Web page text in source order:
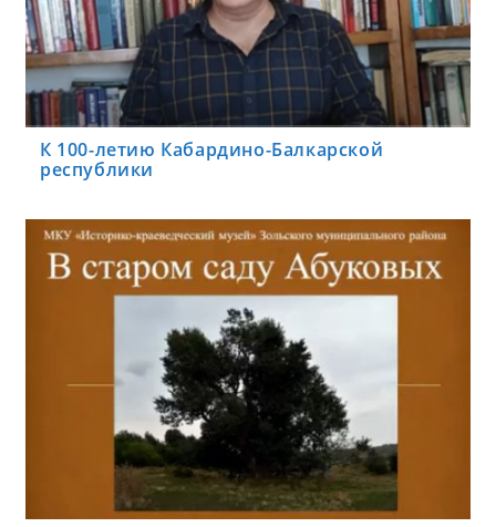
К 100-летию Кабардино-Балкарской
республики